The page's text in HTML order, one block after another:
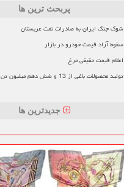
پربحث ترین ها
شوک جنگ ایران به صادرات نفت عربستان
سقوط آزاد قیمت خودرو در بازار
اعلام قیمت حقیقی مرغ
تولید محصولات باغی از 13 و شش دهم میلیون تن گذشت
جدیدترین ها